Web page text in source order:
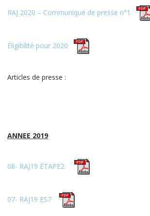
RAJ 2020 – Communiqué de presse n°1
Éligibilité pour 2020
Articles de presse :
ANNEE 2019
08- RAJ19 ETAPE2
07- RAJ19 ES7